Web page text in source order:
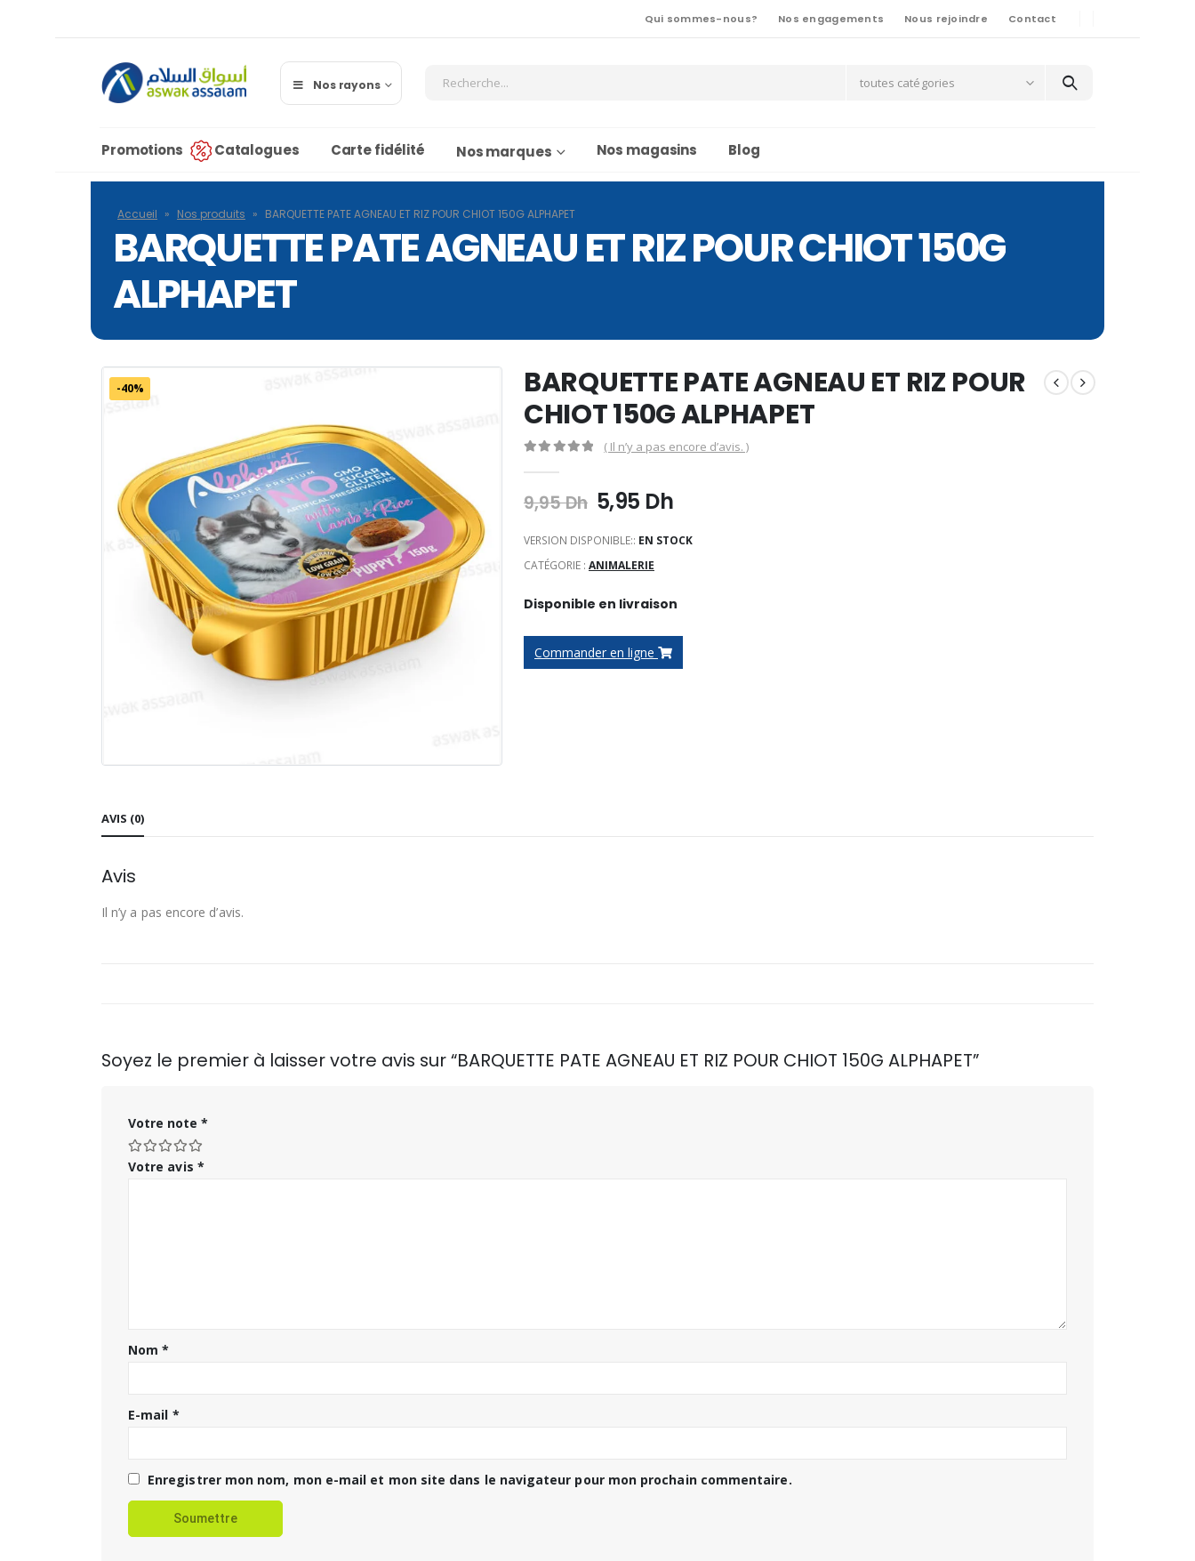
Qui sommes-nous? Nos engagements Nous rejoindre Contact
Nos rayons toutes catégories
Promotions Catalogues Carte fidélité Nos marques Nos magasins Blog
Accueil » Nos produits » BARQUETTE PATE AGNEAU ET RIZ POUR CHIOT 150G ALPHAPET
BARQUETTE PATE AGNEAU ET RIZ POUR CHIOT 150G
ALPHAPET
-40%
BARQUETTE PATE AGNEAU ET RIZ POUR
CHIOT 150G ALPHAPET
( Il n’y a pas encore d’avis. )
9,95Dh Le
initial
était :
5,95 DhLe
actuel
VERSION DISPONIBLE:: EN STOCK
CATÉGORIE : ANIMALERIE
Disponible en livraison
Commander en ligne
AVIS (0)
Avis
Il n’y a pas encore d’avis.
Soyez le premier à laisser votre avis sur “BARQUETTE PATE AGNEAU ET RIZ POUR CHIOT 150G ALPHAPET”
Votre note *
Votre avis *
Nom*
E-mail *
Enregistrer mon nom, mon e-mail et mon site dans le navigateur pour mon prochain commentaire.